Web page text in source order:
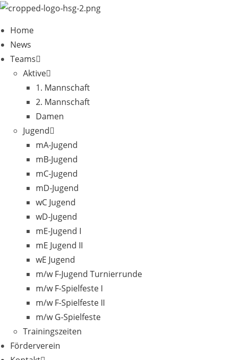
Zum
springen
Home
News
Teams
Aktive
1. Mannschaft
2. Mannschaft
Damen
Jugend
mA-Jugend
mB-Jugend
mC-Jugend
mD-Jugend
wC Jugend
wD-Jugend
mE-Jugend I
mE Jugend II
wE Jugend
m/w F-Jugend Turnierrunde
m/w F-Spielfeste I
m/w F-Spielfeste II
m/w G-Spielfeste
Trainingszeiten
Förderverein